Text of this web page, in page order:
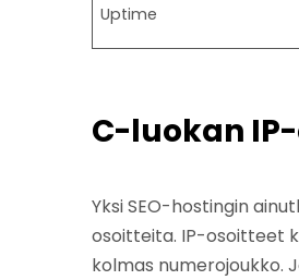
Uptime
C-luokan
Yksi SEO-hostingin
osoitteita. IP-osoitteet
kolmas numerojoukko.